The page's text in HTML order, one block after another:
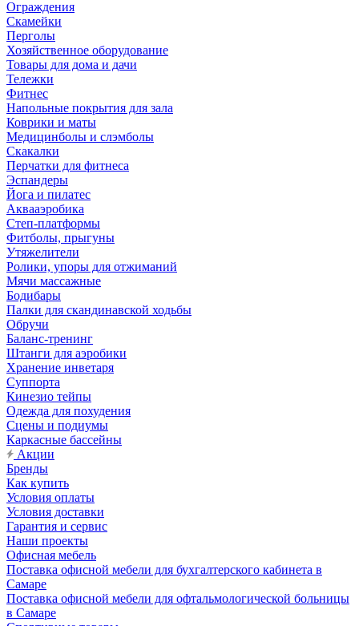
Ограждения
Скамейки
Перголы
Хозяйственное оборудование
Товары для дома и дачи
Тележки
Фитнес
Напольные покрытия для зала
Коврики и маты
Медицинболы и слэмболы
Скакалки
Перчатки для фитнеса
Эспандеры
Йога и пилатес
Аквааэробика
Степ-платформы
Фитболы, прыгуны
Утяжелители
Ролики, упоры для отжиманий
Мячи массажные
Бодибары
Палки для скандинавской ходьбы
Обручи
Баланс-тренинг
Штанги для аэробики
Хранение инветаря
Суппорта
Кинезио тейпы
Одежда для похудения
Сцены и подиумы
Каркасные бассейны
Акции
Бренды
Как купить
Условия оплаты
Условия доставки
Гарантия и сервис
Наши проекты
Офисная мебель
Поставка офисной мебели для бухгалтерского кабинета в
Самаре
Поставка офисной мебели для офтальмологической больницы
в Самаре